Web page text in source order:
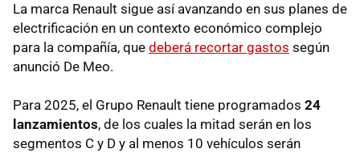
La marca Renault sigue así avanzando en sus planes de
electrificación en un contexto económico complejo
para la compañía, que deberá recortar gastos según
anunció De Meo.
Para 2025, el Grupo Renault tiene programados 24
lanzamientos, de los cuales la mitad serán en los
segmentos C y D y al menos 10 vehículos serán